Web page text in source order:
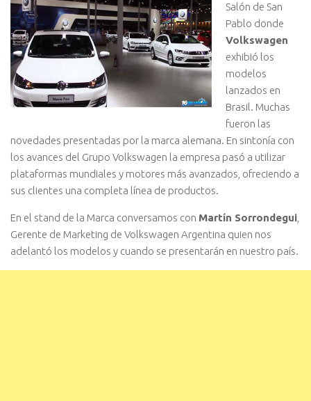
Salón de San
Pablo donde
Volkswagen
exhibió los
modelos
lanzados en
Brasil. Muchas
fueron las
novedades presentadas por la marca alemana. En sintonía con
los avances del Grupo Volkswagen la empresa pasó a utilizar
plataformas mundiales y motores más avanzados, ofreciendo a
sus clientes una completa línea de productos.
En el stand de la Marca conversamos con Martín Sorrondegui,
Gerente de Marketing de Volkswagen Argentina quien nos
adelantó los modelos y cuando se presentarán en nuestro país.